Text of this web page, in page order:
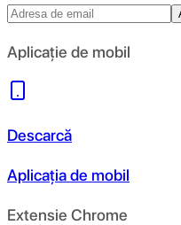
Aplicație de mobil
Descarcă
Aplicația de mobil
Extensie Chrome